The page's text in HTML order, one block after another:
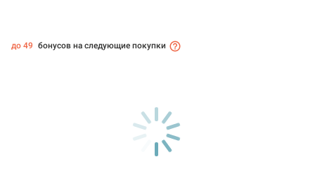
до 49 бонусов на следующие покупки